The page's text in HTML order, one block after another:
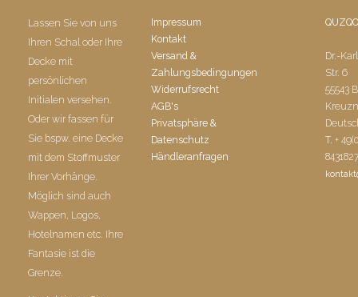
Lassen Sie von uns
Ihren Schal oder Ihre
Decke mit
persönlichen
Initialen versehen.
Oder wir fassen für
Sie bspw. eine Decke
mit dem Stoffmuster
Ihrer Vorhänge.
Möglich sind auch
Wappen, Logos,
Hotelnamen etc. Ihre
Fantasie ist die
Grenze.
Impressum
Kontakt
Versand &
Zahlungsbedingungen
Widerrufsrecht
AGB's
Privatsphäre &
Datenschutz
Händleranfragen
QUZQO
Dr.-
Str. 6
55543
T. +